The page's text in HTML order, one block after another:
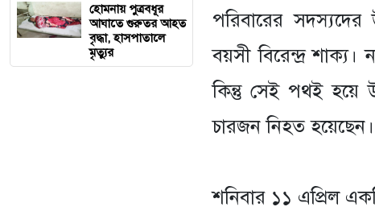
হোমনায় পুত্রবধূর
আঘাতে গুরুতর আহত
বৃদ্ধা, হাসপাতালে
মৃত্যুর
পরিবারের
বয়সী বিরেন্দ্র
কিন্তু সেই পথই হয়ে
চারজন নিহত হয়েছেন।
‎শনিবার ১১ এপ্রিল